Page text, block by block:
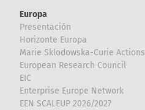
Europa
Presentación
Horizonte Europa
Marie Sklodowska-Curie Actions
European Research Council
EIC
Enterprise Europe Network
EEN SCALEUP 2026/2027